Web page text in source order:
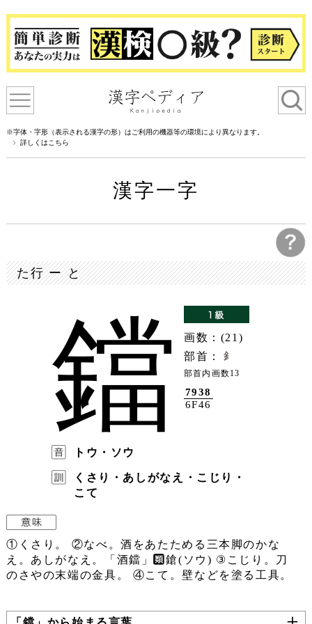
※字体・字形（表示される漢字の形）はご利用の機器等の環境により異なります。
詳しくはこちら
漢字一字
た行 ー と
鐺
画数：(21)
部首：
部首内画数13
7938
6F46
トウ・ソウ
くさり・あしがなえ・こじり・
こて
①くさり。 ②なべ。酒をあたためる三本脚のかな
え。あしがなえ。「酒鐺」
鎗(ソウ) ③こじり。刀
のさやの末端の金具。 ④こて。壁などを塗る工具。